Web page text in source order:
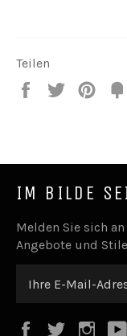
Teilen
Teilen
Twittern
Pin
IM BILDE
Melden Sie sich
Angebote und Stile
FacebookTwitter